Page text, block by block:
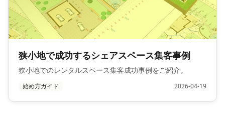
狭小地で成功するシェアスペース集客事例
狭小地でのレンタルスペース集客成功事例をご紹介。
始め方ガイド 2026-04-19